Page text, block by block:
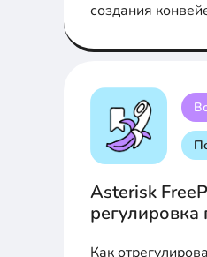
создания
Asterisk
регулировка
Как